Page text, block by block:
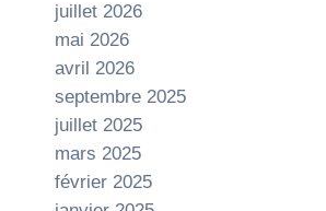
juillet 2026
mai 2026
avril 2026
septembre 2025
juillet 2025
mars 2025
février 2025